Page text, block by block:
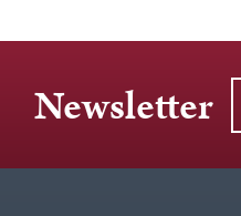
Newsletter